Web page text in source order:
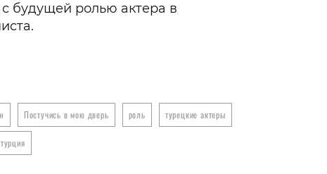
будущей ролью актера в
Постучись в мою дверь роль турецкие актеры
турция